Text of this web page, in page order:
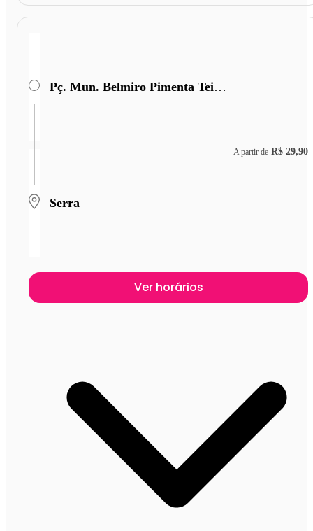
Pç. Mun. Belmiro Pimenta Teixeira
Serra
A partir de R$ 29,90
Ver horários